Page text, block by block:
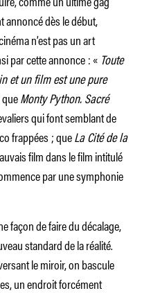
annoncé dès le début,
n’est pas un art
par cette annonce : « Toute
et un film est une pure
Monty Python. Sacré
qui font semblant de
frappées ; queLa Cité de la
film dans le film intitulé
par une symphonie
façon de faire du décalage,
standard de la réalité.
le miroir, on bascule
un endroit forcément